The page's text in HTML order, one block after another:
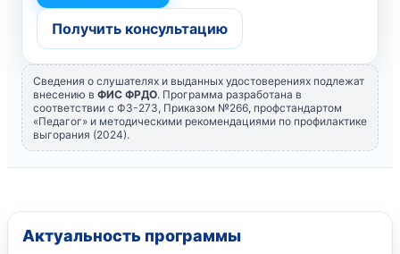
Получить консультацию
Сведения о слушателях и выданных удостоверениях подлежат
внесению в ФИС ФРДО. Программа разработана в
соответствии с ФЗ-273, Приказом №266, профстандартом
«Педагог» и методическими рекомендациями по профилактике
выгорания (2024).
Актуальность программы